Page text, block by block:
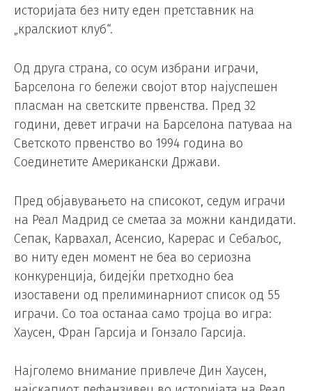
историјата без ниту еден претставник на
„кралскиот клуб“.
Од друга страна, со осум избрани играчи,
Барселона го бележи својот втор најуспешен
пласман на светските првенства. Пред 32
години, девет играчи на Барселона патуваа на
Светското првенство во 1994 година во
Соединетите Американски Држави.
Пред објавувањето на списокот, седум играчи
на Реал Мадрид се сметаа за можни кандидати.
Сепак, Карвахал, Асенсио, Карерас и Себаљос,
во ниту еден момент не беа во сериозна
конкуренција, бидејќи претходно беа
изоставени од прелиминарниот список од 55
играчи. Со тоа останаа само тројца во игра:
Хаусен, Фран Гарсија и Гонзало Гарсија.
Најголемо внимание привлече Дин Хаусен,